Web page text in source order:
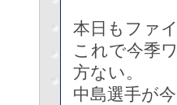
本日もファ
これで今季
方ない。
中島選手が